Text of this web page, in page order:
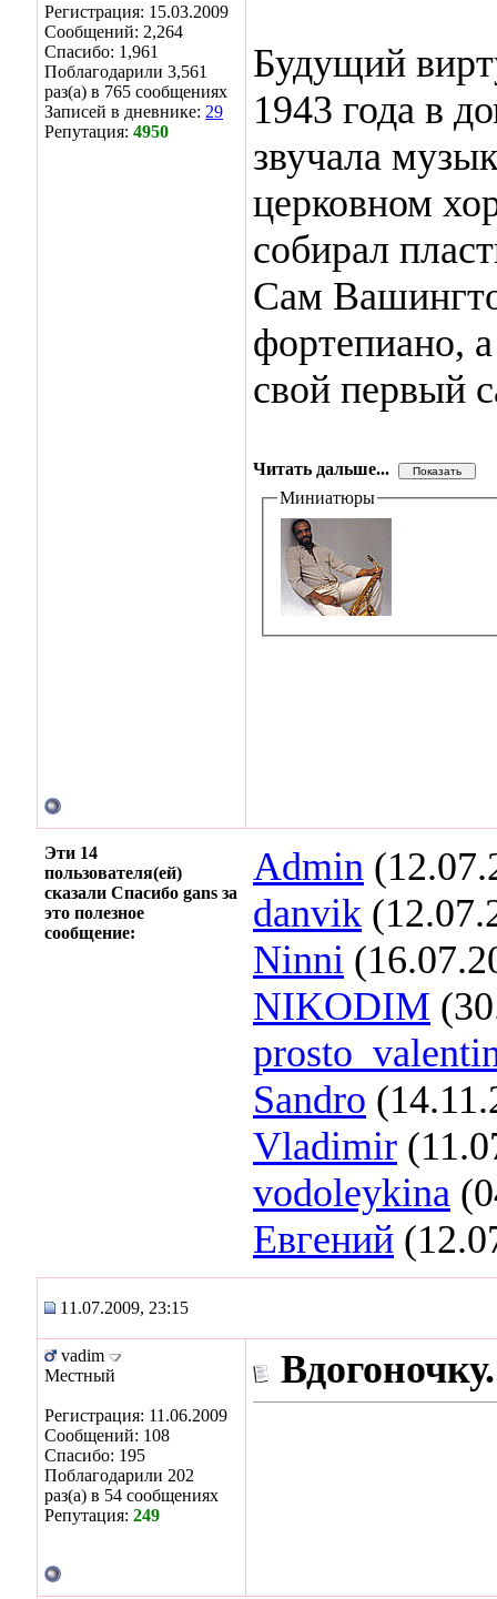
Регистрация: 15.03.2009
Сообщений: 2,264
Спасибо: 1,961
Поблагодарили 3,561
раз(а) в 765 сообщениях
Записей в дневнике: 29
Репутация: 4950
Будущий
1943 года в
звучала
церковном
собирал
Сам
фортепиано,
свой первый
Читать дальше...
Миниатюры
Эти 14
пользователя(ей)
сказали Спасибо gans за
это полезное
сообщение:
Admin
danvik
Ninni
NIKODIM
Sandro
Vladimir
vodoleykina
Евгений
11.07.2009, 23:15
vadim
Местный
Регистрация: 11.06.2009
Сообщений: 108
Спасибо: 195
Поблагодарили 202
раз(а) в 54 сообщениях
Репутация: 249
Вдогоночку.